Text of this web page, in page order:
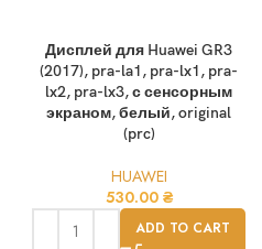
Дисплей для Huawei GR3
(2017), pra-la1, pra-lx1, pra-
lx2, pra-lx3, с сенсорным
экраном, белый, original
(prc)
HUAWEI
530.00 ₴
ADD TO CART